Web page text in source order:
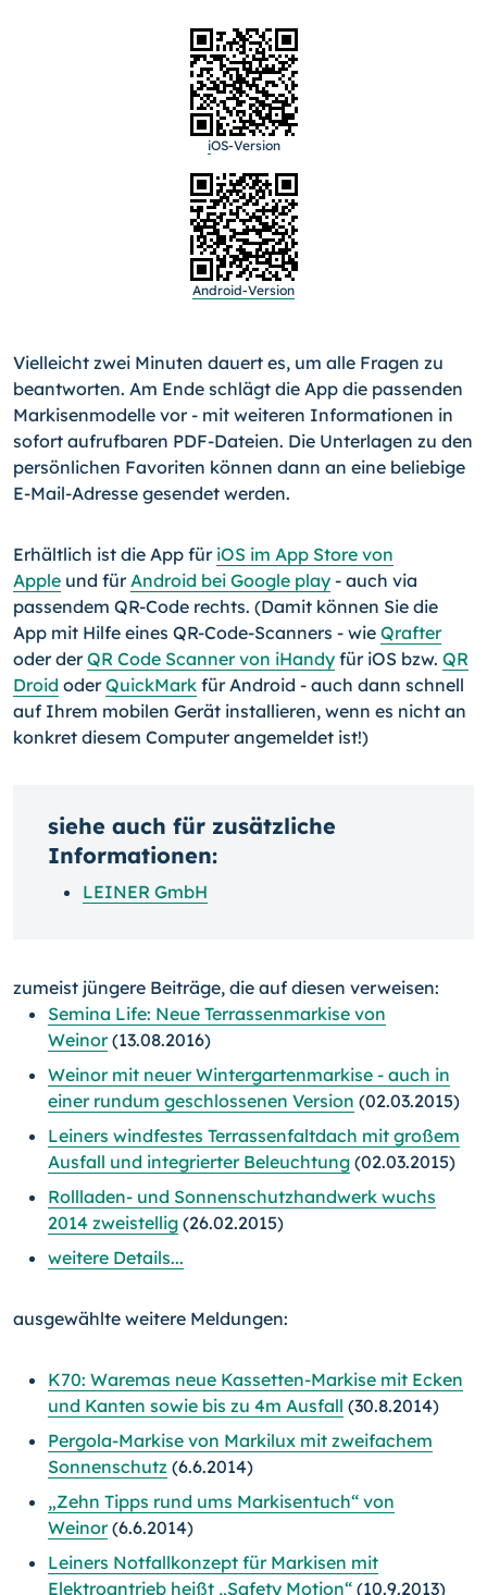
iOS-Version
Android-Version
Vielleicht zwei Minuten dauert es, um alle Fragen zu
beant­worten. Am Ende schlägt die App die passenden
Markisenmo­delle vor - mit weiteren Informationen in
sofort aufrufbaren PDF-Dateien. Die Unterlagen zu den
persönlichen Favoriten können dann an eine beliebige
E-Mail-Adresse gesendet wer­den.
Erhältlich ist die App für iOS im App Store von
Apple und fürAndroid bei Google play - auch via
passendem QR-Code rechts. (Damit können Sie die
App mit Hilfe eines QR-Code-Scanners - wie Qrafter
oder derQR Code Scanner von iHandy für iOS bzw. QR
Droid oderQuickMark für Android - auch dann schnell
auf Ihrem mobilen Gerät installieren, wenn es nicht an
konkret diesem Computer angemeldet ist!)
siehe auch für zusätzliche
Informationen:
LEINER GmbH
zumeist jüngere Beiträge, die auf diesen verweisen:
Semina Life: Neue Terrassenmarkise von
Weinor(13.08.2016)
Weinor mit neuer Wintergartenmarkise - auch in
einer rundum geschlossenen Version (02.03.2015)
Leiners windfestes Terrassenfaltdach mit großem
Ausfall und integrierter Beleuchtung (02.03.2015)
Rollladen- und Sonnenschutzhandwerk wuchs
2014 zweistellig (26.02.2015)
weitere Details...
ausgewählte weitere Meldungen:
K70: Waremas neue Kassetten-Markise mit Ecken
und Kanten sowie bis zu 4m Ausfall (30.8.2014)
Pergola-Markise von Markilux mit zweifachem
Sonnenschutz (6.6.2014)
„Zehn Tipps rund ums Markisentuch“ von
Weinor(6.6.2014)
Leiners Notfallkonzept für Markisen mit
Elektroantrieb heißt „Safety Motion“ (10.9.2013)